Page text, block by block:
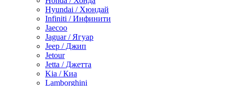
Hyundai / Хюндай
Infiniti / Инфинити
Jaecoo
Jaguar / Ягуар
Jeep / Джип
Jetour
Jetta / Джетта
Kia / Киа
Lamborghini